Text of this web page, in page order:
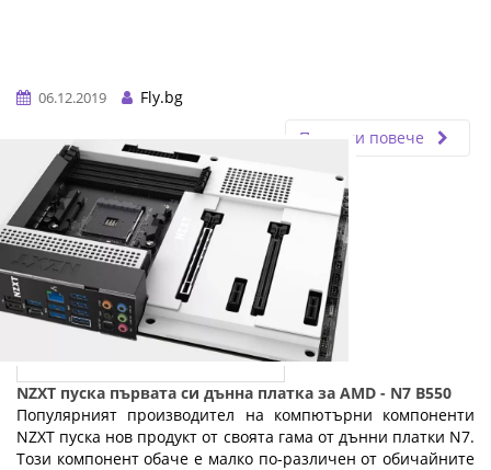
06.12.2019
Fly.bg
Прочети повече
NZXT пуска първата си дънна платка за AMD - N7 B550
Популярният производител на компютърни компоненти
NZXT пуска нов продукт от своята гама от дънни платки N7.
Този компонент обаче е малко по-различен от обичайните